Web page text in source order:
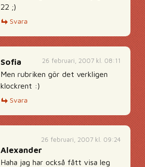
22 ;)
Svara
26 februari, 2007 kl. 08:11
Sofia
Men rubriken gör det verkligen
klockrent :)
Svara
26 februari, 2007 kl. 09:24
Alexander
Haha jag har också fått visa leg